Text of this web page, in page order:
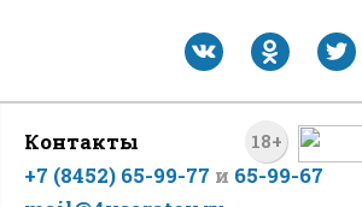
18+
Контакты
+7 (8452) 65-99-77 и 65-99-67